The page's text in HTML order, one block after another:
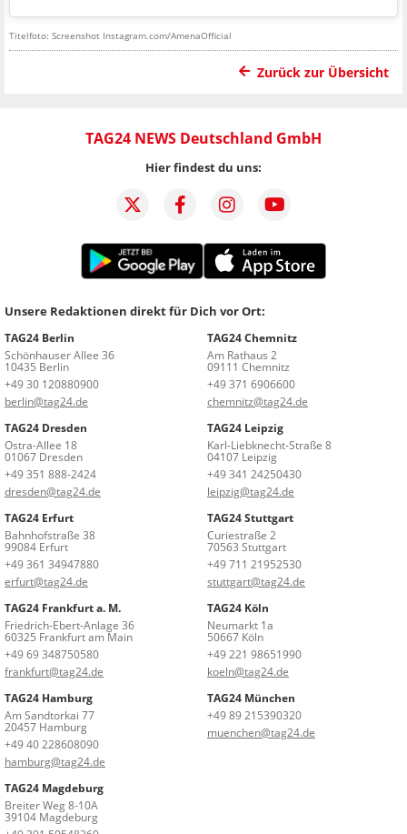
Titelfoto: Screenshot Instagram.com/AmenaOfficial
Zurück zur Übersicht
TAG24 NEWS Deutschland GmbH
Hier findest du uns:
Unsere Redaktionen direkt für Dich vor Ort:
TAG24 Berlin
Schönhauser Allee 36
10435 Berlin
+49 30 120880900
berlin@tag24.de
TAG24 Chemnitz
Am Rathaus 2
09111 Chemnitz
+49 371 6906600
chemnitz@tag24.de
TAG24 Dresden
Ostra-Allee 18
01067 Dresden
+49 351 888-2424
dresden@tag24.de
TAG24 Leipzig
Karl-Liebknecht-Straße 8
04107 Leipzig
+49 341 24250430
leipzig@tag24.de
TAG24 Erfurt
Bahnhofstraße 38
99084 Erfurt
+49 361 34947880
erfurt@tag24.de
TAG24 Stuttgart
Curiestraße 2
70563 Stuttgart
+49 711 21952530
stuttgart@tag24.de
TAG24 Frankfurt a. M.
Friedrich-Ebert-Anlage 36
60325 Frankfurt am Main
+49 69 348750580
frankfurt@tag24.de
TAG24 Köln
Neumarkt 1a
50667 Köln
+49 221 98651990
koeln@tag24.de
TAG24 Hamburg
Am Sandtorkai 77
20457 Hamburg
+49 40 228608090
hamburg@tag24.de
TAG24 München
+49 89 215390320
muenchen@tag24.de
TAG24 Magdeburg
Breiter Weg 8-10A
39104 Magdeburg